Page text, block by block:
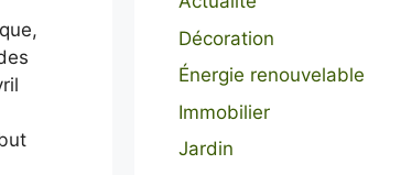
Décoration
Énergie renouvelable
Immobilier
Jardin